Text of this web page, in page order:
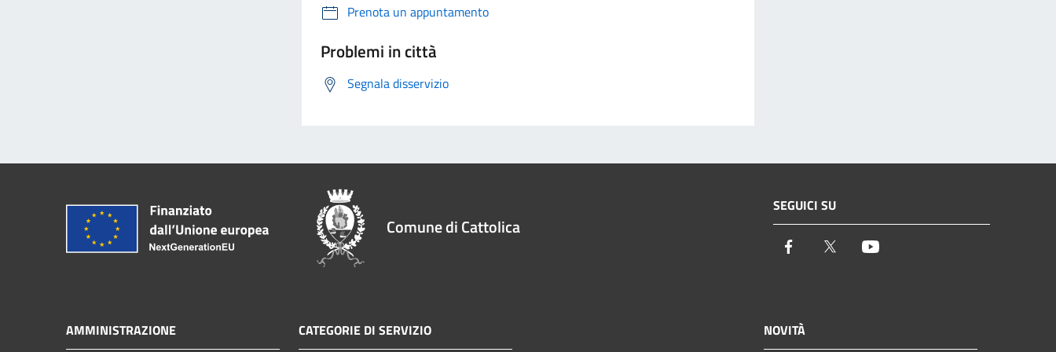
Prenota un appuntamento
Problemi in città
Segnala disservizio
Comune di Cattolica
SEGUICI SU
Facebook Twitter
AMMINISTRAZIONE CATEGORIE DI SERVIZIO NOVITÀ